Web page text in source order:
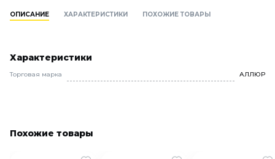
ОПИСАНИЕ ХАРАКТЕРИСТИКИ ПОХОЖИЕ ТОВАРЫ
Характеристики
Торговая марка АЛЛЮР
Похожие товары